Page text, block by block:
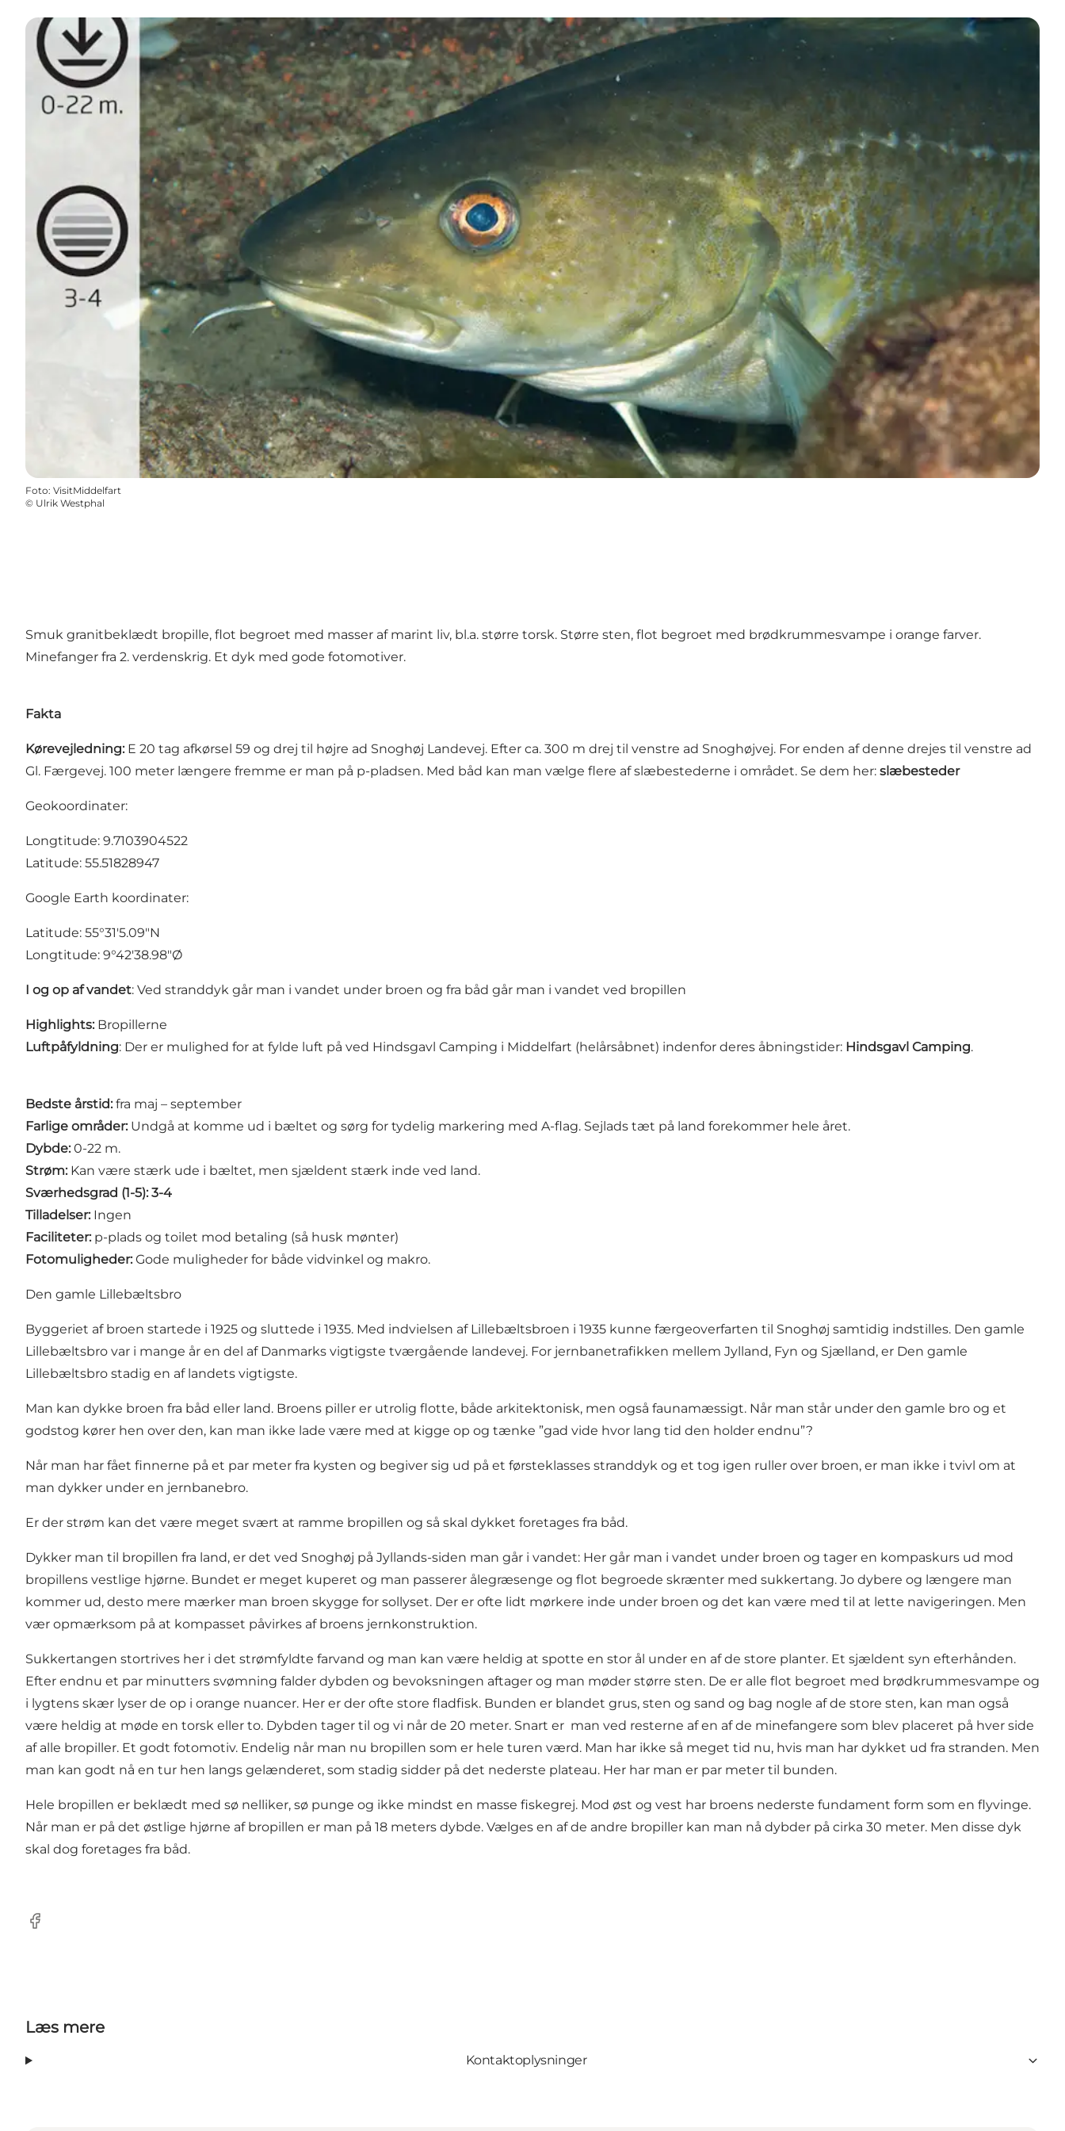
Foto: VisitMiddelfart
© Ulrik Westphal
Smuk granitbeklædt bropille, flot begroet med masser af marint liv, bl.a. større torsk. Større sten, flot begroet med brødkrummesvampe i orange farver.
Minefanger fra 2. verdenskrig. Et dyk med gode fotomotiver.
Fakta
Kørevejledning: E 20 tag afkørsel 59 og drej til højre ad Snoghøj Landevej. Efter ca. 300 m drej til venstre ad Snoghøjvej. For enden af denne drejes til venstre ad
Gl. Færgevej. 100 meter længere fremme er man på p-pladsen. Med båd kan man vælge flere af slæbestederne i området. Se dem her: slæbesteder
Geokoordinater:
Longtitude: 9.7103904522
Latitude: 55.51828947
Google Earth koordinater:
Latitude: 55°31'5.09"N
Longtitude: 9°42'38.98"Ø
I og op af vandet: Ved stranddyk går man i vandet under broen og fra båd går man i vandet ved bropillen
Highlights: Bropillerne
Luftpåfyldning: Der er mulighed for at fylde luft på ved Hindsgavl Camping i Middelfart (helårsåbnet) indenfor deres åbningstider: Hindsgavl Camping.
Bedste årstid: fra maj – september
Farlige områder: Undgå at komme ud i bæltet og sørg for tydelig markering med A-flag. Sejlads tæt på land forekommer hele året.
Dybde: 0-22 m.
Strøm: Kan være stærk ude i bæltet, men sjældent stærk inde ved land.
Sværhedsgrad (1-5): 3-4
Tilladelser: Ingen
Faciliteter: p-plads og toilet mod betaling (så husk mønter)
Fotomuligheder: Gode muligheder for både vidvinkel og makro.
Den gamle Lillebæltsbro
Byggeriet af broen startede i 1925 og sluttede i 1935. Med indvielsen af Lillebæltsbroen i 1935 kunne færgeoverfarten til Snoghøj samtidig indstilles. Den gamle
Lillebæltsbro var i mange år en del af Danmarks vigtigste tværgående landevej. For jernbanetrafikken mellem Jylland, Fyn og Sjælland, er Den gamle
Lillebæltsbro stadig en af landets vigtigste.
Man kan dykke broen fra båd eller land. Broens piller er utrolig flotte, både arkitektonisk, men også faunamæssigt. Når man står under den gamle bro og et
godstog kører hen over den, kan man ikke lade være med at kigge op og tænke ”gad vide hvor lang tid den holder endnu”?
Når man har fået finnerne på et par meter fra kysten og begiver sig ud på et førsteklasses stranddyk og et tog igen ruller over broen, er man ikke i tvivl om at
man dykker under en jernbanebro.
Er der strøm kan det være meget svært at ramme bropillen og så skal dykket foretages fra båd.
Dykker man til bropillen fra land, er det ved Snoghøj på Jyllands-siden man går i vandet: Her går man i vandet under broen og tager en kompaskurs ud mod
bropillens vestlige hjørne. Bundet er meget kuperet og man passerer ålegræsenge og flot begroede skrænter med sukkertang. Jo dybere og længere man
kommer ud, desto mere mærker man broen skygge for sollyset. Der er ofte lidt mørkere inde under broen og det kan være med til at lette navigeringen. Men
vær opmærksom på at kompasset påvirkes af broens jernkonstruktion.
Sukkertangen stortrives her i det strømfyldte farvand og man kan være heldig at spotte en stor ål under en af de store planter. Et sjældent syn efterhånden.
Efter endnu et par minutters svømning falder dybden og bevoksningen aftager og man møder større sten. De er alle flot begroet med brødkrummesvampe og
i lygtens skær lyser de op i orange nuancer. Her er der ofte store fladfisk. Bunden er blandet grus, sten og sand og bag nogle af de store sten, kan man også
være heldig at møde en torsk eller to. Dybden tager til og vi når de 20 meter. Snart er man ved resterne af en af de minefangere som blev placeret på hver side
af alle bropiller. Et godt fotomotiv. Endelig når man nu bropillen som er hele turen værd. Man har ikke så meget tid nu, hvis man har dykket ud fra stranden. Men
man kan godt nå en tur hen langs gelænderet, som stadig sidder på det nederste plateau. Her har man er par meter til bunden.
Hele bropillen er beklædt med sø nelliker, sø punge og ikke mindst en masse fiskegrej. Mod øst og vest har broens nederste fundament form som en flyvinge.
Når man er på det østlige hjørne af bropillen er man på 18 meters dybde. Vælges en af de andre bropiller kan man nå dybder på cirka 30 meter. Men disse dyk
skal dog foretages fra båd.
Facebook
Læs mere
Kontaktoplysninger